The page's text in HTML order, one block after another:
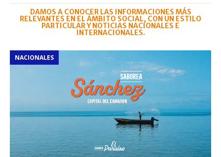
DAMOS A CONOCER LAS INFORMACIONES MÁS
RELEVANTES EN EL ÁMBITO SOCIAL, CON UN ESTILO
PARTICULAR Y NOTICIAS NACIONALES E
INTERNACIONALES.
NACIONALES